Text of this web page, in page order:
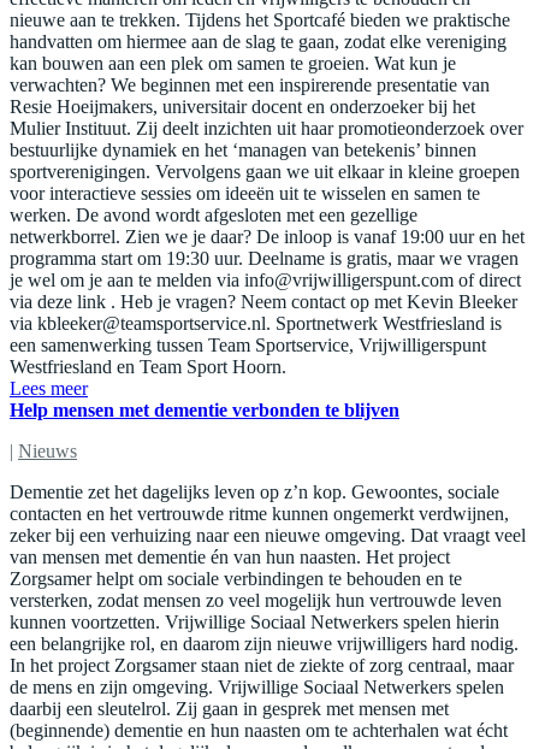
nieuwe aan te trekken. Tijdens het Sportcafé bieden we praktische
handvatten om hiermee aan de slag te gaan, zodat elke vereniging
kan bouwen aan een plek om samen te groeien. Wat kun je
verwachten? We beginnen met een inspirerende presentatie van
Resie Hoeijmakers, universitair docent en onderzoeker bij het
Mulier Instituut. Zij deelt inzichten uit haar promotieonderzoek over
bestuurlijke dynamiek en het ‘managen van betekenis’ binnen
sportverenigingen. Vervolgens gaan we uit elkaar in kleine groepen
voor interactieve sessies om ideeën uit te wisselen en samen te
werken. De avond wordt afgesloten met een gezellige
netwerkborrel. Zien we je daar? De inloop is vanaf 19:00 uur en het
programma start om 19:30 uur. Deelname is gratis, maar we vragen
je wel om je aan te melden via info@vrijwilligerspunt.com of direct
via deze link . Heb je vragen? Neem contact op met Kevin Bleeker
via kbleeker@teamsportservice.nl. Sportnetwerk Westfriesland is
een samenwerking tussen Team Sportservice, Vrijwilligerspunt
Westfriesland en Team Sport Hoorn.
Lees meer
Help mensen met dementie verbonden te blijven
| Nieuws
Dementie zet het dagelijks leven op z’n kop. Gewoontes, sociale
contacten en het vertrouwde ritme kunnen ongemerkt verdwijnen,
zeker bij een verhuizing naar een nieuwe omgeving. Dat vraagt veel
van mensen met dementie én van hun naasten. Het project
Zorgsamer helpt om sociale verbindingen te behouden en te
versterken, zodat mensen zo veel mogelijk hun vertrouwde leven
kunnen voortzetten. Vrijwillige Sociaal Netwerkers spelen hierin
een belangrijke rol, en daarom zijn nieuwe vrijwilligers hard nodig.
In het project Zorgsamer staan niet de ziekte of zorg centraal, maar
de mens en zijn omgeving. Vrijwillige Sociaal Netwerkers spelen
daarbij een sleutelrol. Zij gaan in gesprek met mensen met
(beginnende) dementie en hun naasten om te achterhalen wat écht